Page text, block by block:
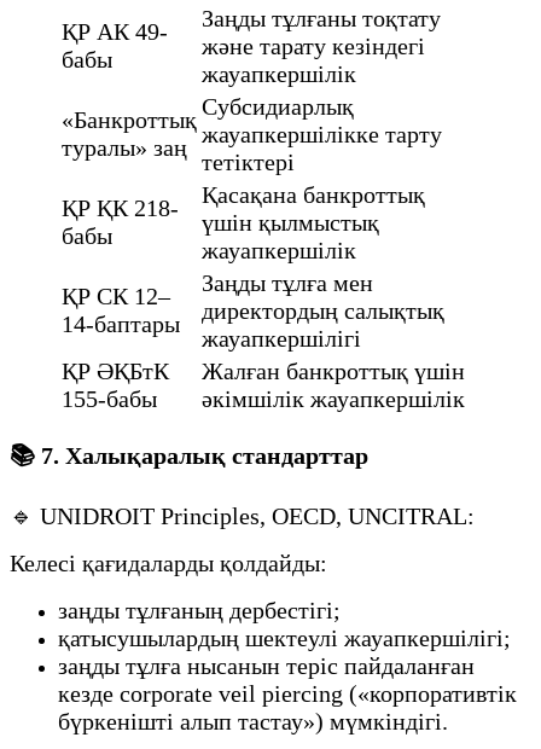
ҚР АК 49-
бабы
Заңды тұлғаны тоқтату
және тарату кезіндегі
жауапкершілік
«Банкроттық
туралы» заң
Субсидиарлық
жауапкершілікке тарту
тетіктері
ҚР ҚК 218-
бабы
Қасақана банкроттық
үшін қылмыстық
жауапкершілік
ҚР СК 12–
14-баптары
Заңды тұлға мен
директордың салықтық
жауапкершілігі
ҚР ӘҚБтК
155-бабы
Жалған банкроттық үшін
әкімшілік жауапкершілік
📚 7. Халықаралық стандарттар
🔹 UNIDROIT Principles, OECD, UNCITRAL:
Келесі қағидаларды қолдайды:
заңды тұлғаның дербестігі;
қатысушылардың шектеулі жауапкершілігі;
заңды тұлға нысанын теріс пайдаланған
кезде corporate veil piercing («корпоративтік
бүркенішті алып тастау») мүмкіндігі.